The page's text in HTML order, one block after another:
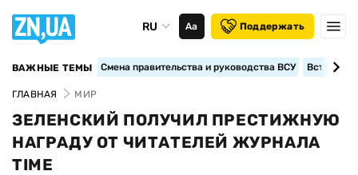
RU Аа Поддержать
ВАЖНЫЕ ТЕМЫ Смена правительства и руководства ВСУ
ГЛАВНАЯ МИР
ЗЕЛЕНСКИЙ ПОЛУЧИЛ ПРЕСТИЖНУЮ
НАГРАДУ ОТ ЧИТАТЕЛЕЙ ЖУРНАЛА
TIME